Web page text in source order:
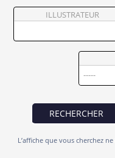
Vendre
ILLUSTRATEUR
RECHERCHER
L’affiche que vous cherchez